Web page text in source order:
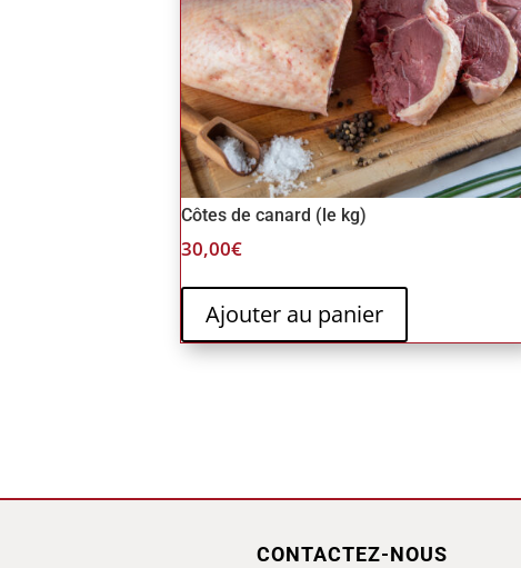
Côtes de canard (le kg)
30,00€
Ajouter au panier
CONTACTEZ-NOUS